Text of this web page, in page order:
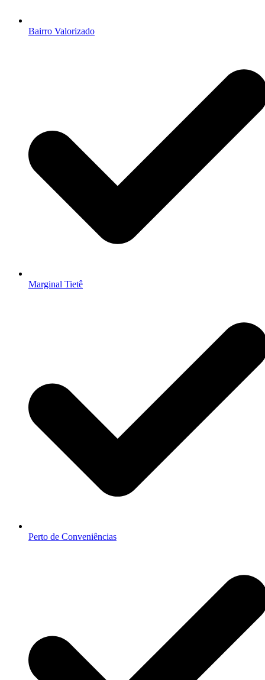
Bairro Valorizado
Marginal Tietê
Perto de Conveniências